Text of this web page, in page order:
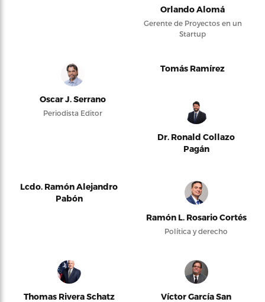
Orlando Alomá
Gerente de Proyectos en un
Startup
Oscar J. Serrano
Periodista Editor
Tomás Ramírez
Dr. Ronald Collazo
Pagán
Lcdo. Ramón Alejandro
Pabón
Ramón L. Rosario Cortés
Política y derecho
Thomas Rivera Schatz
Víctor García San